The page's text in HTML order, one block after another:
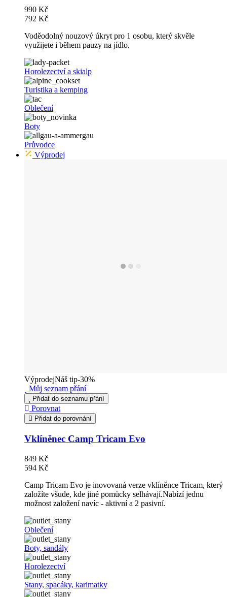
990 Kč
792 Kč
Voděodolný nouzový úkryt pro 1 osobu, který skvěle
využijete i během pauzy na jídlo.
Horolezectví a skialp
Turistika a kemping
Oblečení
Boty
Průvodce
Výprodej
VýprodejNáš tip-30%
Můj seznam přání
Přidat do seznamu přání
Porovnat
Přidat do porovnání
Vklíněnec Camp Tricam Evo
849 Kč
594 Kč
Camp Tricam Evo je inovovaná verze vklíněnce Tricam, který
založíte všude, kde jiné pomůcky selhávají.Nabízí jednu
možnost založení navíc - aktivní a 2 pasivní.
Oblečení
Boty, sandály
Horolezectví
Stany, spacáky, karimatky